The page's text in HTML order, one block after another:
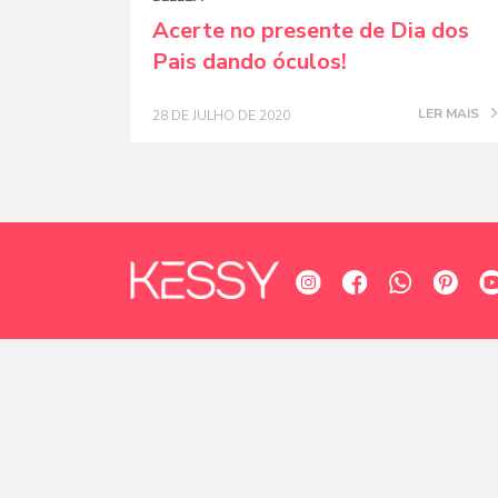
Acerte no presente de Dia dos
Pais dando óculos!
28 DE JULHO DE 2020 LER MAIS